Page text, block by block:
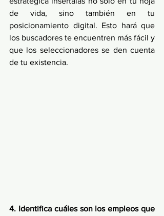
de vida, sino también en tu
posicionamiento digital. Esto hará que
los buscadores te encuentren más fácil y
que los seleccionadores se den cuenta
de tu existencia.
4. Identifica cuáles son los empleos que